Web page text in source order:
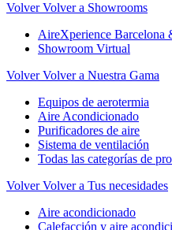
Volver Volver a Showrooms
AireXperience Barcelona
Showroom Virtual
Volver Volver a Nuestra Gama
Equipos de aerotermia
Aire Acondicionado
Purificadores de aire
Sistema de ventilación
Todas las categorías de
Volver Volver a Tus necesidades
Aire acondicionado
Calefacción y aire